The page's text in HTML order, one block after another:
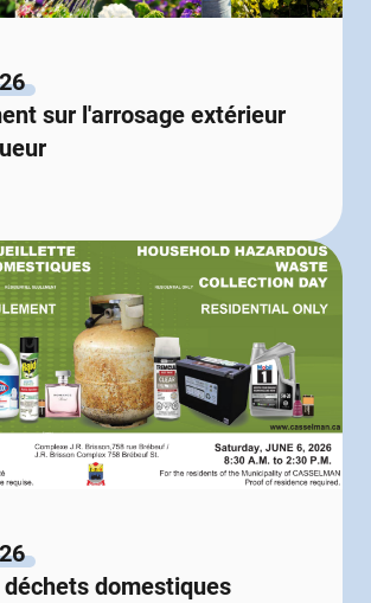
sur l'arrosage extérieur
domestiques